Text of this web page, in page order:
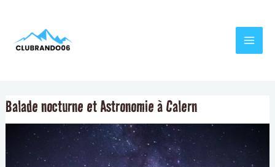
contenu
Balade nocturne et Astronomie à Calern
de
l’article